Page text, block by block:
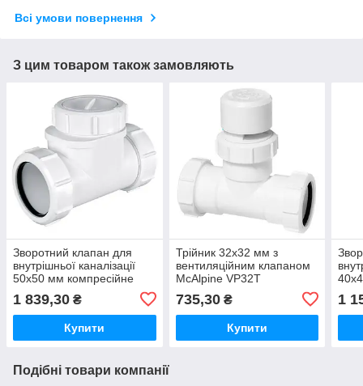
Всі умови повернення
З цим товаром також замовляють
Зворотний клапан для
внутрішньої каналізації
50х50 мм компресійне
McAlpine
1 839,30 ₴
Купити
Трійник 32х32 мм з
вентиляційним клапаном
McAlpine VP32T
735,30₴
Купити
1
Подібні товари компанії